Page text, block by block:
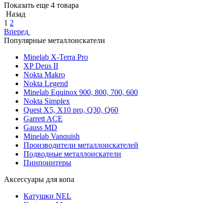
Показать еще 4 товара
Назад
1 2
Вперед
Популярные металлоискатели
Minelab X-Terra Pro
XP Deus II
Nokta Makro
Nokta Legend
Minelab Equinox 900, 800, 700, 600
Nokta Simplex
Quest X5, X10 pro, Q30, Q60
Garrett ACE
Gauss MD
Minelab Vanquish
Производители металлоискателей
Подводные металлоискатели
Пинпоинтеры
Аксессуары для копа
Катушки NEL